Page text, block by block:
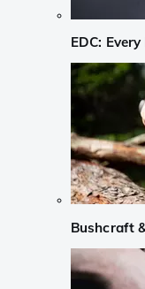
EDC:
Bushcraft